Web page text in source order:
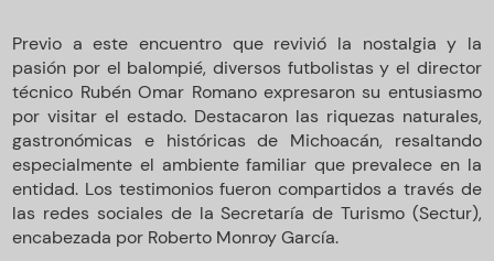
Previo a este encuentro que revivió la nostalgia y la
pasión por el balompié, diversos futbolistas y el director
técnico Rubén Omar Romano expresaron su entusiasmo
por visitar el estado. Destacaron las riquezas naturales,
gastronómicas e históricas de Michoacán, resaltando
especialmente el ambiente familiar que prevalece en la
entidad. Los testimonios fueron compartidos a través de
las redes sociales de la Secretaría de Turismo (Sectur),
encabezada por Roberto Monroy García.